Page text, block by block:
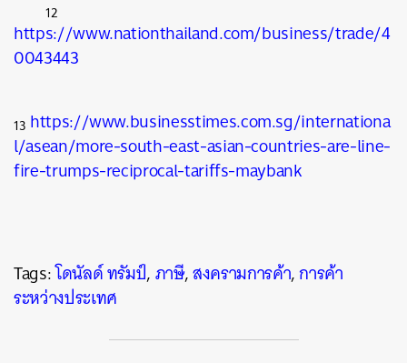
12
https://www.nationthailand.com/business/trade/4
0043443
13 https://www.businesstimes.com.sg/internationa
l/asean/more-south-east-asian-countries-are-line-
fire-trumps-reciprocal-tariffs-maybank
Tags:โดนัลด์ ทรัมป์,ภาษี,สงครามการค้า,การค้า
ระหว่างประเทศ